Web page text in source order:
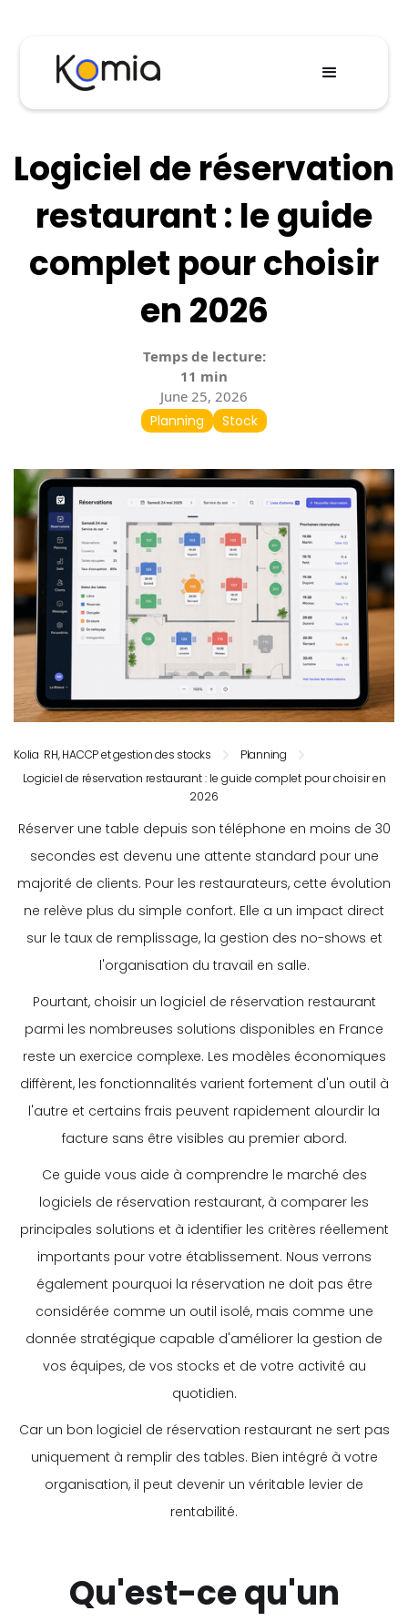
Logiciel de réservation
restaurant : le guide
complet pour choisir
en 2026
Temps de lecture:
11 min
June 25, 2026
Planning
Stock
Kolia RH, HACCP et gestion des stocks
Planning
Logiciel de réservation restaurant : le guide complet pour choisir en
2026
Réserver une table depuis son téléphone en moins de 30
secondes est devenu une attente standard pour une
majorité de clients. Pour les restaurateurs, cette évolution
ne relève plus du simple confort. Elle a un impact direct
sur le taux de remplissage, la gestion des no-shows et
l'organisation du travail en salle.
Pourtant, choisir un logiciel de réservation restaurant
parmi les nombreuses solutions disponibles en France
reste un exercice complexe. Les modèles économiques
diffèrent, les fonctionnalités varient fortement d'un outil à
l'autre et certains frais peuvent rapidement alourdir la
facture sans être visibles au premier abord.
Ce guide vous aide à comprendre le marché des
logiciels de réservation restaurant, à comparer les
principales solutions et à identifier les critères réellement
importants pour votre établissement. Nous verrons
également pourquoi la réservation ne doit pas être
considérée comme un outil isolé, mais comme une
donnée stratégique capable d'améliorer la gestion de
vos équipes, de vos stocks et de votre activité au
quotidien.
Car un bon logiciel de réservation restaurant ne sert pas
uniquement à remplir des tables. Bien intégré à votre
organisation, il peut devenir un véritable levier de
rentabilité.
Qu'est-ce qu'un